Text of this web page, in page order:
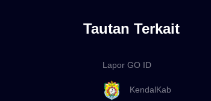
Tautan Terkait
Lapor GO ID
KendalKab